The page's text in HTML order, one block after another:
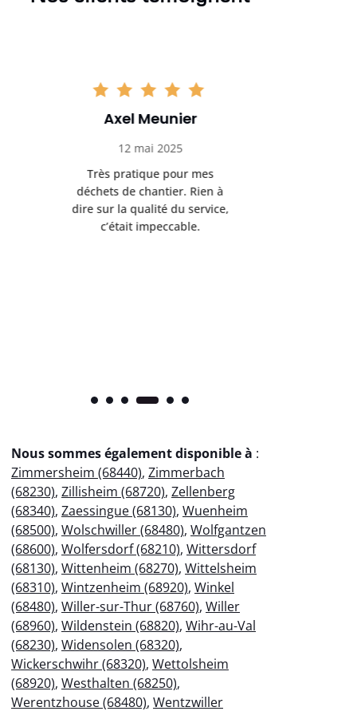
Axel Meunier
12 mai 2025
Très pratique pour mes
déchets de chantier. Rien à
dire sur la qualité du service,
c’était impeccable.
Nous sommes également disponible à :
Zimmersheim (68440), Zimmerbach
(68230), Zillisheim (68720), Zellenberg
(68340), Zaessingue (68130), Wuenheim
(68500), Wolschwiller (68480), Wolfgantzen
(68600), Wolfersdorf (68210), Wittersdorf
(68130), Wittenheim (68270), Wittelsheim
(68310), Wintzenheim (68920), Winkel
(68480), Willer-sur-Thur (68760), Willer
(68960), Wildenstein (68820), Wihr-au-Val
(68230), Widensolen (68320),
Wickerschwihr (68320), Wettolsheim
(68920), Westhalten (68250),
Werentzhouse (68480), Wentzwiller